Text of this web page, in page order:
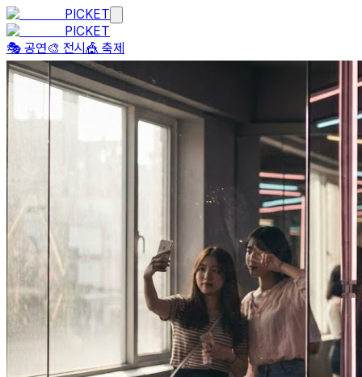
PICKET
PICKET
🎭 공연🎨 전시 🎪 축제